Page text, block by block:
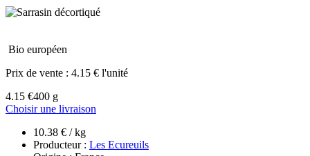
Bio européen
Prix de vente : 4.15 € l'unité
4.15 €400 g
Choisir une livraison
10.38 € / kg
Producteur : Les Ecureuils